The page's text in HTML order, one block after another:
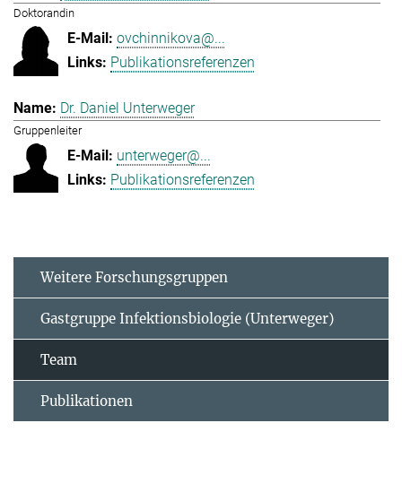
Doktorandin
ovchinnikova@...
Publikationsreferenzen
Dr. Daniel Unterweger
Gruppenleiter
unterweger@...
Publikationsreferenzen
Weitere Forschungsgruppen
Gastgruppe Infektionsbiologie (Unterweger)
Team
Publikationen